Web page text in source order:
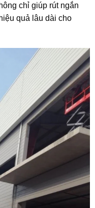
chỉ giúp rút ngắn
quả lâu dài cho